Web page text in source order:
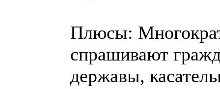
Плюсы:
спрашивают
державы,